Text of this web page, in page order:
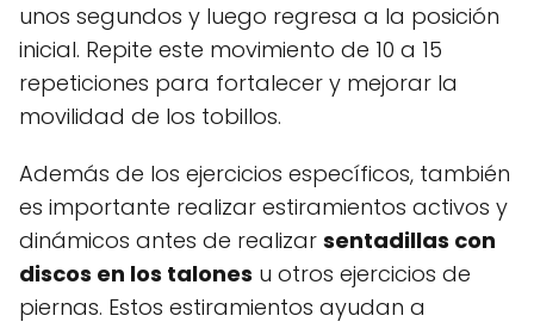
unos segundos y luego regresa a la posición
inicial. Repite este movimiento de 10 a 15
repeticiones para fortalecer y mejorar la
movilidad de los tobillos.
Además de los ejercicios específicos, también
es importante realizar estiramientos activos y
dinámicos antes de realizar sentadillas con
discos en los talones u otros ejercicios de
piernas. Estos estiramientos ayudan a